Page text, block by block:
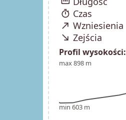
timer Czas
north_east Wzniesienia
south_east Zejścia
Profil wysokości:
max 898 m
min 603 m